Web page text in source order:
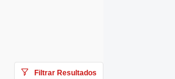
Filtrar Resultados